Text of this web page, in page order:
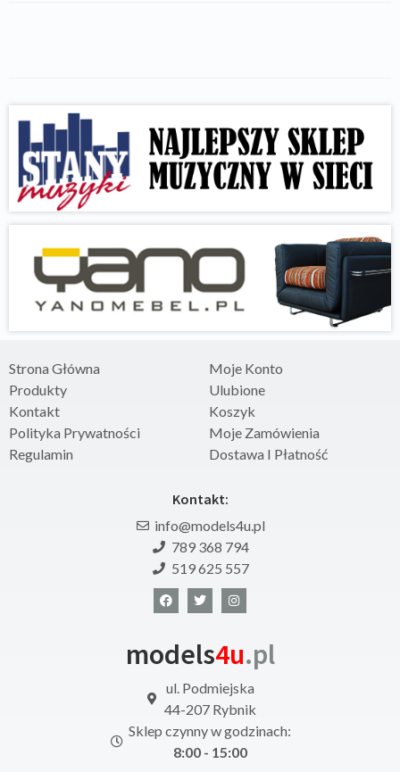
Strona Główna
Produkty
Kontakt
Polityka Prywatności
Regulamin
Moje Konto
Ulubione
Koszyk
Moje Zamówienia
Dostawa I Płatność
Kontakt:
info@models4u.pl
789 368 794
519 625 557
models4u.pl
ul. Podmiejska
44-207 Rybnik
Sklep czynny w godzinach:
8:00 - 15:00